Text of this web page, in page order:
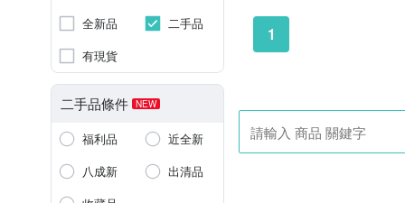
全新品
二手品
有現貨
二手品條件 NEW
福利品
近全新
八成新
出清品
1